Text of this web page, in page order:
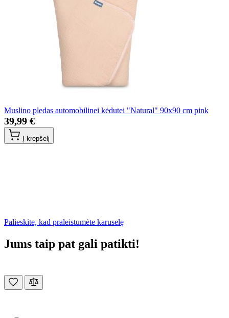
Muslino pledas automobilinei kėdutei "Natural" 90x90 cm pink
39,99 €
Į krepšelį
Palieskite, kad praleistumėte karuselę
Jums taip pat gali patikti!